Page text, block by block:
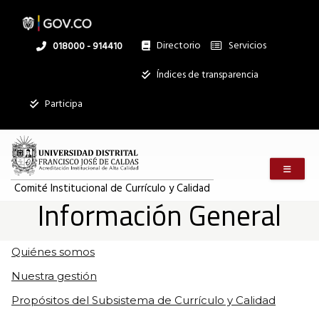
contenido
Linea
018000 - 914410 Directorio
Institucional
Servicios
Índices de transparencia
Participa
Comité Institucional de Currículo y Calidad
Información General
Quiénes somos
Nuestra gestión
Propósitos del Subsistema de Currículo y Calidad
registros
Buscar:
Servicios
Ningún dato
disponible en
registros